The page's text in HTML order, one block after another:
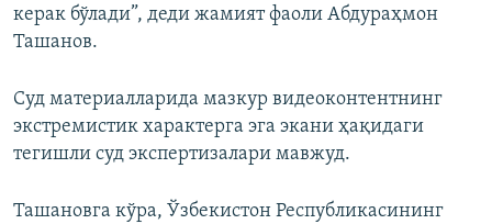
керак бўлади”, деди жамият фаоли Абдураҳмон
Ташанов.
Суд материалларида мазкур видеоконтентнинг
экстремистик характерга эга экани ҳақидаги
тегишли суд экспертизалари мавжуд.
Ташановга кўра, Ўзбекистон Республикасининг